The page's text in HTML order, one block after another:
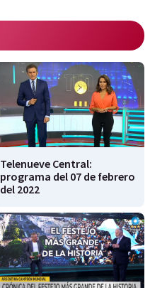
Telenueve Central:
programa del 07 de febrero
del 2022